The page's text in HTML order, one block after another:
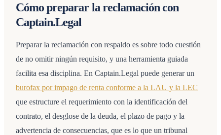
Cómo preparar la reclamación con
Captain.Legal
Preparar la reclamación con respaldo es sobre todo cuestión
de no omitir ningún requisito, y una herramienta guiada
facilita esa disciplina. En Captain.Legal puede generar un
burofax por impago de renta conforme a la LAU y la LEC
que estructure el requerimiento con la identificación del
contrato, el desglose de la deuda, el plazo de pago y la
advertencia de consecuencias, que es lo que un tribunal